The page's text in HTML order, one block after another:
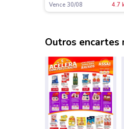
Vence 30/08 4.7
Outros encartes